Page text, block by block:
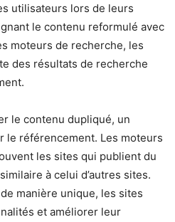
utilisateurs lors de leurs
le contenu reformulé avec
moteurs de recherche, les
des résultats de recherche
le contenu dupliqué, un
le référencement. Les moteurs
les sites qui publient du
à celui d’autres sites.
manière unique, les sites
et améliorer leur